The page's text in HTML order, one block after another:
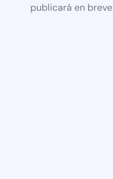
publicará en breve